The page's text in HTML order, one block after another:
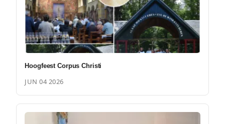
Hoogfeest Corpus Christi
JUN 04 2026